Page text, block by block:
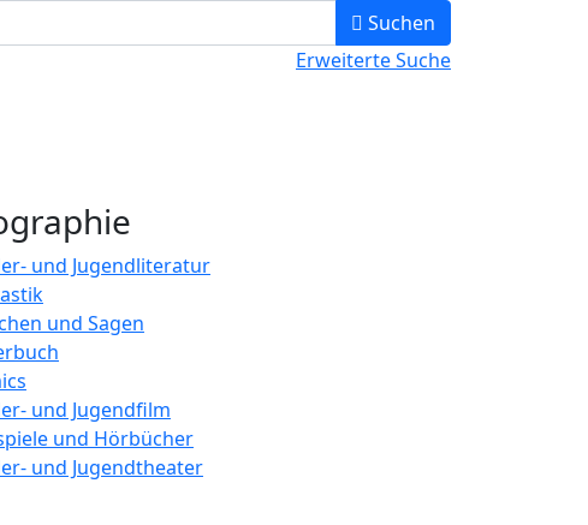
Suchen
Erweiterte Suche
und Jugendliteratur
und Sagen
und Jugendfilm
und Hörbücher
und Jugendtheater